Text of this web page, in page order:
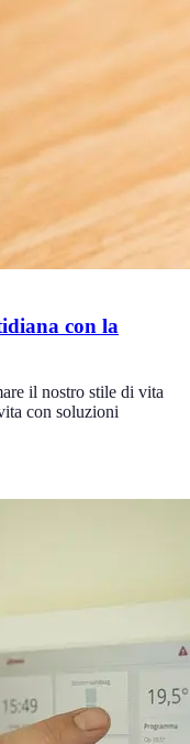
con la
il nostro stile di vita
con soluzioni